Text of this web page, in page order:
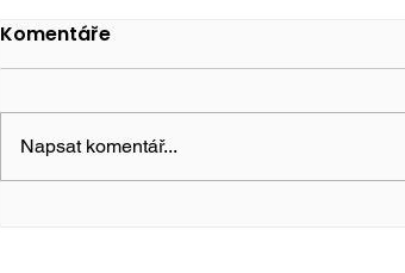
Komentáře
Napsat komentář...